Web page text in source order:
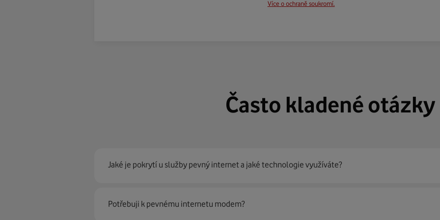
Více o ochraně soukromí.
Často kladené otázky
Jaké je pokrytí u služby pevný internet a jaké technologie využíváte?
Pevný internet můžeme nabídnout99 % českých domácností
prostřednictvím několika
Potřebuji k pevnému internetu modem?